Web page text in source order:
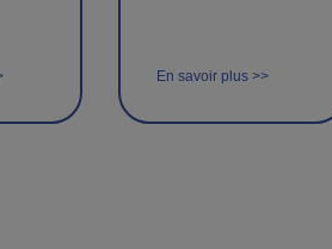
En savoir plus >>